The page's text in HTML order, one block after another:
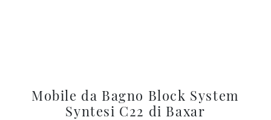
Mobile da Bagno Block System
Syntesi C22 di Baxar